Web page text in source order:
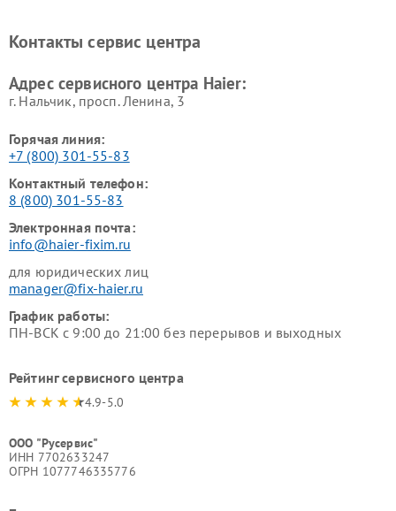
Ремонт роботов-пылесосов
Ремонт посудомоечных
Контакты сервис центра
Адрес сервисного центра Haier:
г. Нальчик, просп. Ленина, 3
Горячая линия:
+7 (800) 301-55-83
Контактный телефон:
8 (800) 301-55-83
Электронная почта:
info@haier-fixim.ru
для юридических лиц
manager@fix-haier.ru
График работы:
ПН-ВСК с 9:00 до 21:00 без перерывов и выходных
Рейтинг сервисного центра
4.9-5.0
ООО "Русервис"
ИНН 7702633247
ОГРН 1077746335776